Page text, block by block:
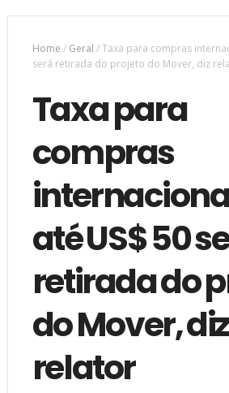
Home / Geral /Taxa para compras
será retirada do projeto do Mover, diz
Taxa para
compras
até US$ 50
retirada do
do Mover, diz
relator